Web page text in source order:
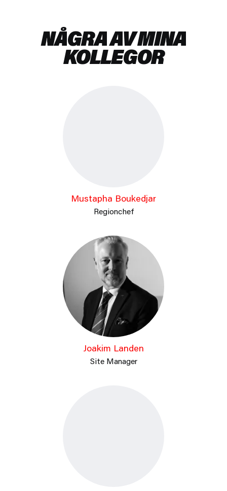
NÅGRA AV MINA
KOLLEGOR
Mustapha Boukedjar
Regionchef
Joakim Landen
Site Manager